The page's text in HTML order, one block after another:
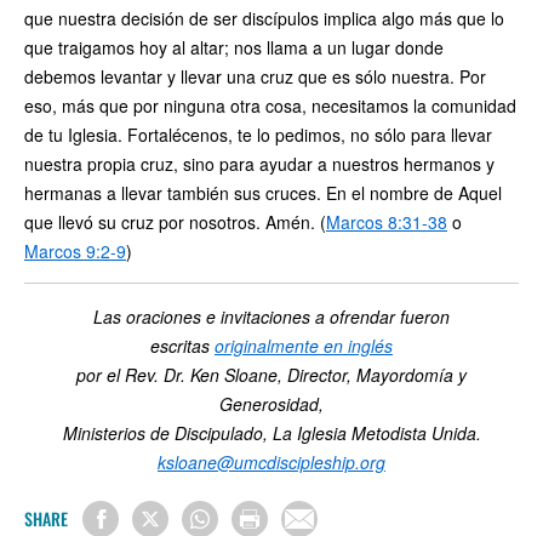
que nuestra decisión de ser discípulos implica algo más que lo
que traigamos hoy al altar; nos llama a un lugar donde
debemos levantar y llevar una cruz que es sólo nuestra. Por
eso, más que por ninguna otra cosa, necesitamos la comunidad
de tu Iglesia. Fortalécenos, te lo pedimos, no sólo para llevar
nuestra propia cruz, sino para ayudar a nuestros hermanos y
hermanas a llevar también sus cruces. En el nombre de Aquel
que llevó su cruz por nosotros. Amén. (Marcos 8:31-38 o
Marcos 9:2-9)
Las oraciones e invitaciones a ofrendar fueron
escritas originalmente en inglés
por el Rev. Dr. Ken Sloane, Director, Mayordomía y
Generosidad,
Ministerios de Discipulado, La Iglesia Metodista Unida.
ksloane@umcdiscipleship.org
SHARE